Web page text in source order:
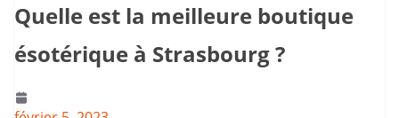
Quelle est la meilleure boutique
ésotérique à Strasbourg ?